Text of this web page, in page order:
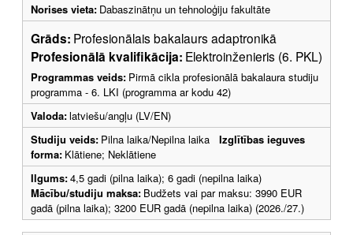
Norises vieta: Dabaszinātņu un tehnoloģiju fakultāte
Grāds: Profesionālais bakalaurs adaptronikā
Profesionālā kvalifikācija: Elektroinženieris (6. PKL)
Programmas veids: Pirmā cikla profesionālā bakalaura studiju
programma - 6. LKI (programma ar kodu 42)
Valoda:latviešu/angļu (LV/EN)
Studiju veids: Pilna laika/Nepilna laika Izglītības ieguves
forma: Klātiene; Neklātiene
Ilgums:4,5 gadi (pilna laika); 6 gadi (nepilna laika)
Mācību/studiju maksa: Budžets vai par maksu: 3990 EUR
gadā (pilna laika); 3200 EUR gadā (nepilna laika) (2026./27.)